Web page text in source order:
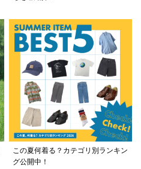
この夏何着る？カテゴリ別ランキン
グ公開中！